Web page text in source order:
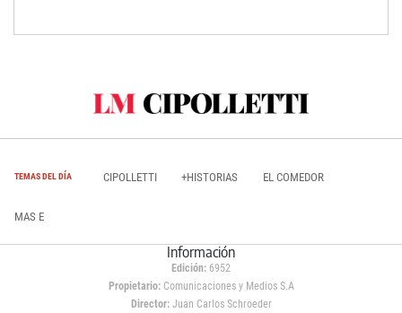
TEMAS DEL DÍA CIPOLLETTI +HISTORIAS EL COMEDOR
MAS E
Información
Edición: 6952
Propietario:Comunicaciones y Medios S.A
Director: Juan Carlos Schroeder